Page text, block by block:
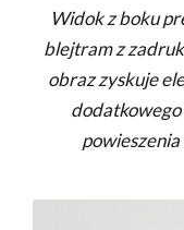
Widok z boku
blejtram z
obraz zyskuje